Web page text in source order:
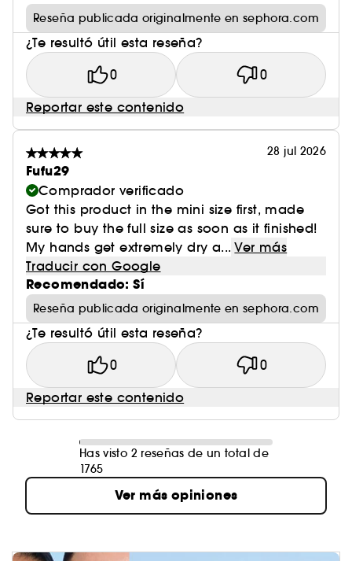
Reseña publicada originalmente en sephora.com
¿Te resultó útil esta reseña?
0 0
Reportar este contenido
28 jul 2026
Fufu29
Comprador verificado
Got this product in the mini size first, made
sure to buy the full size as soon as it finished!
My hands get extremely dry a... Ver más
Traducir con Google
Recomendado: Sí
Reseña publicada originalmente en sephora.com
¿Te resultó útil esta reseña?
0 0
Reportar este contenido
Has visto 2 reseñas de un total de
1765
Ver más opiniones